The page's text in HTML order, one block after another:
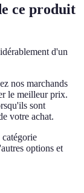
ce produit
d'un
nos marchands
le meilleur prix.
sont
votre achat.
catégorie
options et